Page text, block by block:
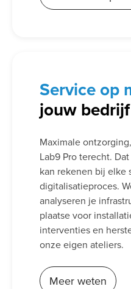
Service op
jouw bedrijf
Maximale
Lab9 Pro terecht.
kan rekenen bij elke
digitalisatieproces.
analyseren je
plaatse voor
interventies en
onze eigen ateliers.
Meer weten